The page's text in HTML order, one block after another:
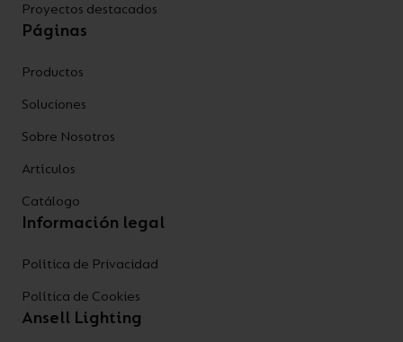
Proyectos destacados
Páginas
Productos
Soluciones
Sobre Nosotros
Artículos
Catálogo
Información legal
Política de Privacidad
Política de Cookies
Ansell Lighting